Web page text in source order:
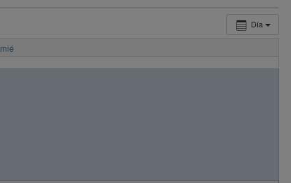
Día
mié